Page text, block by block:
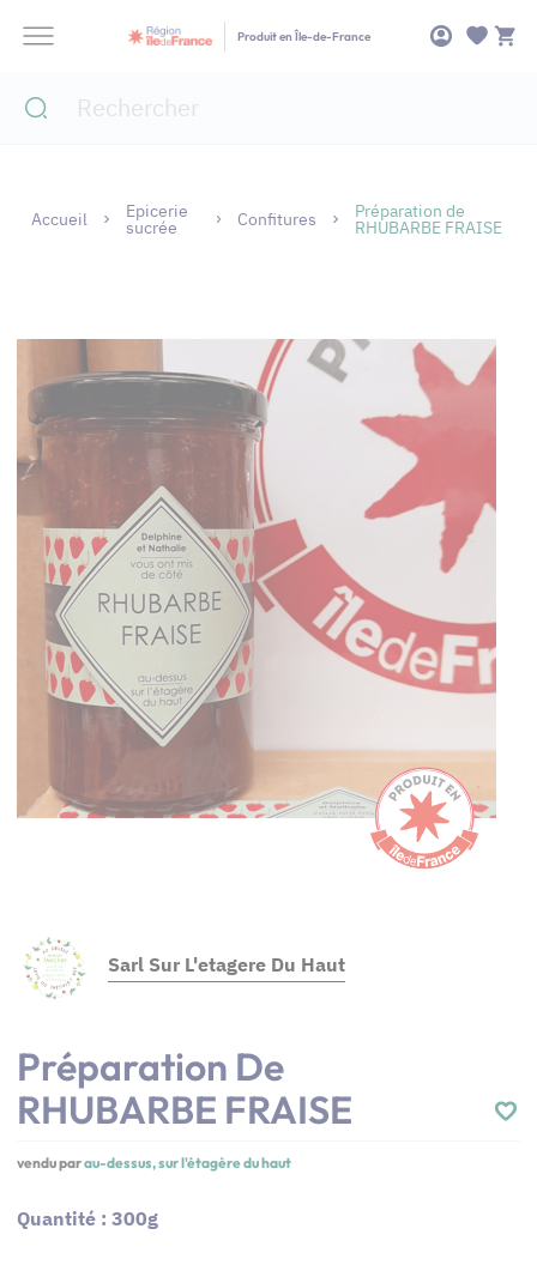
Produit en Île-de-France
Accueil Epicerie
sucrée Confitures Préparation de
RHUBARBE FRAISE
Sarl Sur L'etagere Du Haut
Préparation De
RHUBARBE FRAISE
vendu parau-dessus, sur l'étagère du haut
Quantité : 300g